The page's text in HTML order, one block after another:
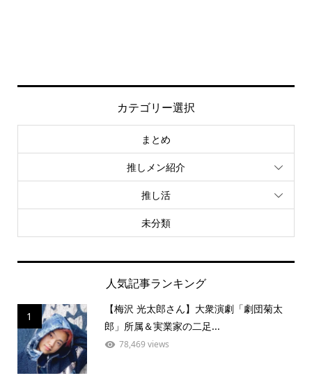
カテゴリー選択
まとめ
推しメン紹介
推し活
未分類
人気記事ランキング
1
【梅沢 光太郎さん】大衆演劇「劇団菊太
郎」所属＆実業家の二足...
78,469 views